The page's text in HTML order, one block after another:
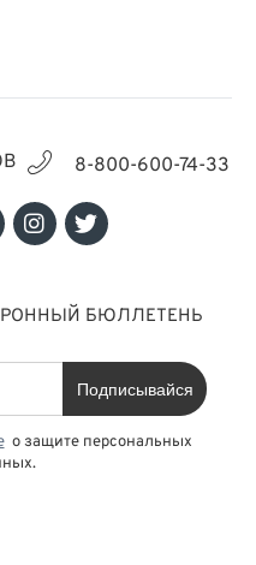
8-800-600-74-33
БЮЛЛЕТЕНЬ
Подписывайся
о защите персональных